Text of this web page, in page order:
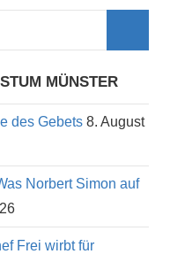
MÜNSTER
des Gebets 8. August
Norbert Simon auf
Frei wirbt für